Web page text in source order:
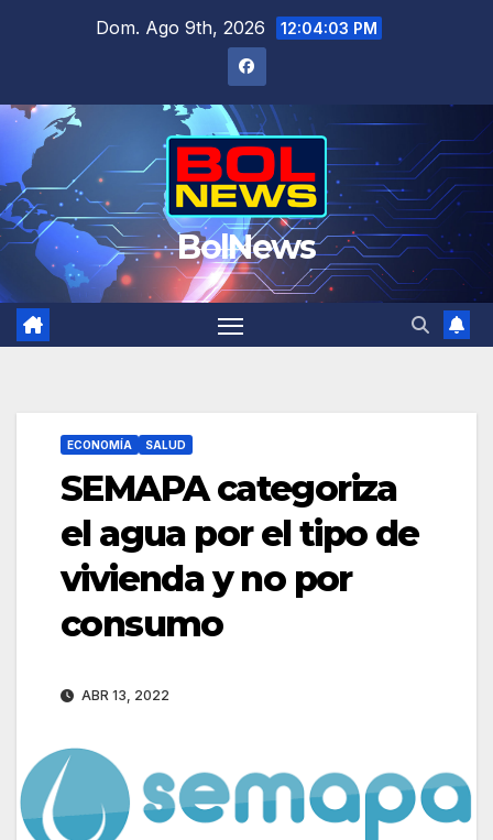
Dom. Ago 9th, 2026 12:04:04 PM
BolNews
ECONOMÍA SALUD
SEMAPA categoriza
el agua por el tipo de
vivienda y no por
consumo
ABR 13, 2022